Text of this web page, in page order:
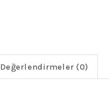
Değerlendirmeler (0)